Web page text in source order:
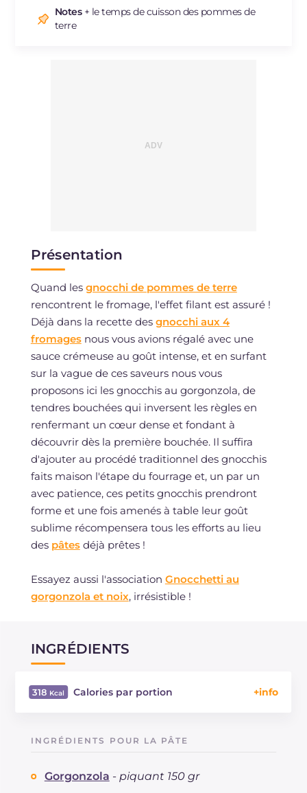
Sodium mg
Notes+ le temps de cuisson des pommes de
terre
Présentation
Quand les gnocchi de pommes de terre
rencontrent le fromage, l'effet filant est assuré !
Déjà dans la recette des gnocchi aux 4
fromagesnous vous avions régalé avec une
sauce crémeuse au goût intense, et en surfant
sur la vague de ces saveurs nous vous
proposons ici les gnocchis au gorgonzola, de
tendres bouchées qui inversent les règles en
renfermant un cœur dense et fondant à
découvrir dès la première bouchée. Il suffira
d'ajouter au procédé traditionnel des gnocchis
faits maison l'étape du fourrage et, un par un
avec patience, ces petits gnocchis prendront
forme et une fois amenés à table leur goût
sublime récompensera tous les efforts au lieu
des pâtesdéjà prêtes !
Essayez aussi l'association Gnocchetti au
gorgonzola et noix, irrésistible !
INGRÉDIENTS
318 Calories par portion
Graisses
INGRÉDIENTS POUR LA PÂTE
Gorgonzola - piquant 150 gr